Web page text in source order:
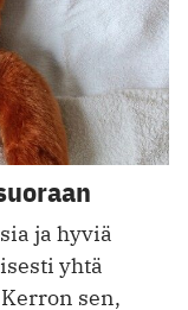
ja hyviä
yhtä
sen,